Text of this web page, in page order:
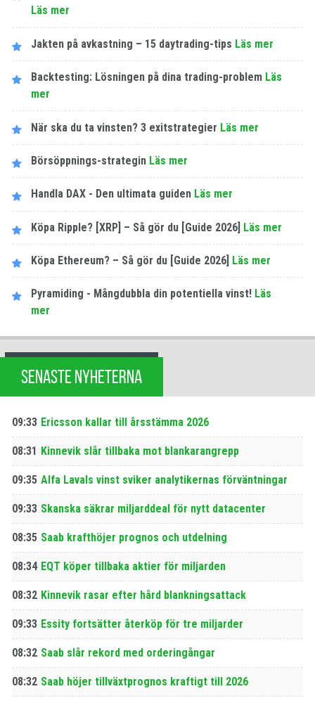
Läs mer
Jakten på avkastning – 15 daytrading-tips Läs mer
Backtesting: Lösningen på dina trading-problem Läs
mer
När ska du ta vinsten? 3 exitstrategier Läs mer
Börsöppnings-strategin Läs mer
Handla DAX - Den ultimata guiden Läs mer
Köpa Ripple? [XRP] – Så gör du [Guide 2026] Läs mer
Köpa Ethereum? – Så gör du [Guide 2026] Läs mer
Pyramiding - Mångdubbla din potentiella vinst! Läs
mer
SENASTE NYHETERNA
09:33 Ericsson kallar till årsstämma 2026
08:31 Kinnevik slår tillbaka mot blankarangrepp
09:35 Alfa Lavals vinst sviker analytikernas förväntningar
09:33 Skanska säkrar miljarddeal för nytt datacenter
08:35 Saab krafthöjer prognos och utdelning
08:34 EQT köper tillbaka aktier för miljarden
08:32 Kinnevik rasar efter hård blankningsattack
09:33 Essity fortsätter återköp för tre miljarder
08:32 Saab slår rekord med orderingångar
08:32 Saab höjer tillväxtprognos kraftigt till 2026